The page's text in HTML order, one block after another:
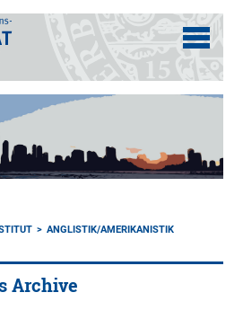
ANGLISTIK/AMERIKANISTIK
Archive